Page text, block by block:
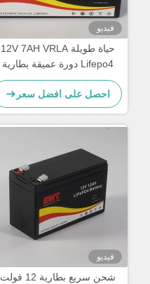
فيديو
حياة طويلة 12V 7AH VRLA
Lifepo4 دورة عميقة بطارية
الليثيوم الحديد الفوسفات
احصل على افضل سعر
فيديو
شحن سريع بطارية 12 فولت